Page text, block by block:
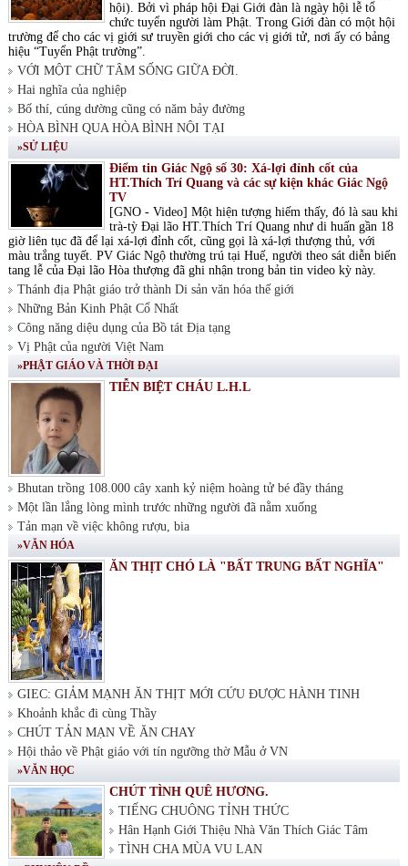
hội). Bởi vì pháp hội Đại Giới đàn là ngày hội lễ tổ
chức tuyển người làm Phật. Trong Giới đàn có một hội
trường để cho các vị giới sư truyền giới cho các vị giới tử, nơi ấy có bảng
hiệu “Tuyển Phật trường”.
VỚI MỘT CHỮ TÂM SỐNG GIỮA ĐỜI.
Hai nghĩa của nghiệp
Bố thí, cúng dường cũng có năm bảy đường
HÒA BÌNH QUA HÒA BÌNH NỘI TẠI
»SỬ LIỆU
Điểm tin Giác Ngộ số 30: Xá-lợi đỉnh cốt của
HT.Thích Trí Quang và các sự kiện khác Giác Ngộ
TV
[GNO - Video] Một hiện tượng hiếm thấy, đó là sau khi
trà-tỳ Đại lão HT.Thích Trí Quang như di huấn gần 18
giờ liên tục đã để lại xá-lợi đỉnh cốt, cũng gọi là xá-lợi thượng thủ, với
màu trắng tuyết. PV Giác Ngộ thường trú tại Huế, người theo sát diễn biến
tang lễ của Đại lão Hòa thượng đã ghi nhận trong bản tin video kỳ này.
Thánh địa Phật giáo trở thành Di sản văn hóa thế giới
Những Bản Kinh Phật Cổ Nhất
Công năng diệu dụng của Bồ tát Địa tạng
Vị Phật của người Việt Nam
»PHẬT GIÁO VÀ THỜI ĐẠI
TIỄN BIỆT CHÁU L.H.L
Bhutan trồng 108.000 cây xanh kỷ niệm hoàng tử bé đầy tháng
Một lần lắng lòng mình trước những người đã nằm xuống
Tản mạn về việc không rượu, bia
»VĂN HÓA
ĂN THỊT CHÓ LÀ "BẤT TRUNG BẤT NGHĨA"
GIEC: GIẢM MẠNH ĂN THỊT MỚI CỨU ĐƯỢC HÀNH TINH
Khoảnh khắc đi cùng Thầy
CHÚT TẢN MẠN VỀ ĂN CHAY
Hội thảo về Phật giáo với tín ngưỡng thờ Mẫu ở VN
»VĂN HỌC
CHÚT TÌNH QUÊ HƯƠNG.
TIẾNG CHUÔNG TỈNH THỨC
Hân Hạnh Giới Thiệu Nhà Văn Thích Giác Tâm
TÌNH CHA MÙA VU LAN